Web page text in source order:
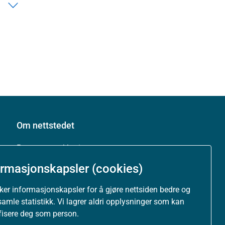
(cookies)
informasjonskapsler for å gjøre nettsiden bedre og
statistikk. Vi lagrer aldri opplysninger som kan
deg som person.
Om nettstedet
Personvernerklæring
Tilgjengelighetserklæring (uustatus.no)
Besøksstatistikk og informasjonskapsler